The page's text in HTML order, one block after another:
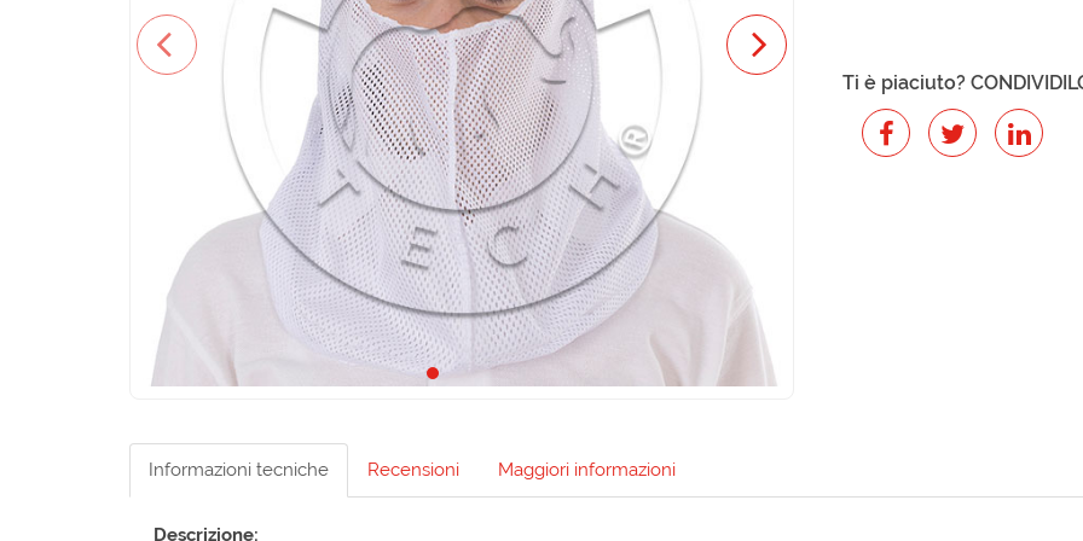
Ti è piaciuto?
Informazioni tecniche Recensioni Maggiori informazioni
Descrizione: